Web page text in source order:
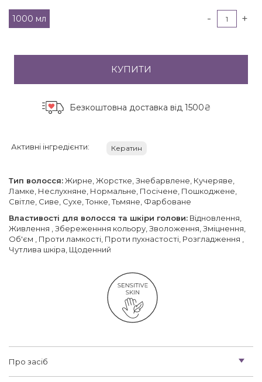
1000 мл - +
КУПИТИ
Безкоштовна доставка від 1500₴
Активні інгредієнти: Кератин
Тип волосся:Жирне, Жорстке, Знебарвлене, Кучеряве,
Ламке, Неслухняне, Нормальне, Посічене, Пошкоджене,
Світле, Сиве, Сухе, Тонке, Тьмяне, Фарбоване
Властивості для волосся та шкіри голови: Відновлення,
Живлення , Збереженння кольору, Зволоження, Зміцнення,
Об'єм , Проти ламкості, Проти пухнастості, Розгладження ,
Чутлива шкіра, Щоденний
Про засіб